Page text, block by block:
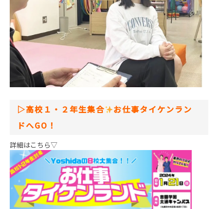
▷高校１・２年生集合
お仕事タイケンラン
ドへGO！
詳細はこちら▽